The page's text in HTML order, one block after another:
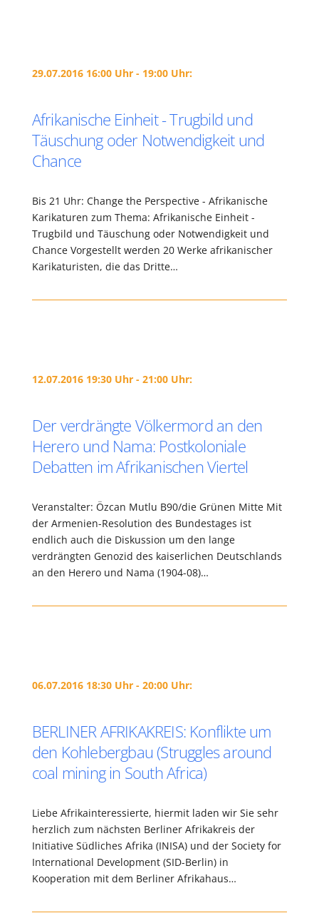
29.07.2016 16:00 Uhr - 19:00 Uhr:
Afrikanische Einheit - Trugbild und
Täuschung oder Notwendigkeit und
Chance
Bis 21 Uhr: Change the Perspective - Afrikanische
Karikaturen zum Thema: Afrikanische Einheit -
Trugbild und Täuschung oder Notwendigkeit und
Chance Vorgestellt werden 20 Werke afrikanischer
Karikaturisten, die das Dritte…
12.07.2016 19:30 Uhr - 21:00 Uhr:
Der verdrängte Völkermord an den
Herero und Nama: Postkoloniale
Debatten im Afrikanischen Viertel
Veranstalter: Özcan Mutlu B90/die Grünen Mitte Mit
der Armenien-Resolution des Bundestages ist
endlich auch die Diskussion um den lange
verdrängten Genozid des kaiserlichen Deutschlands
an den Herero und Nama (1904-08)…
06.07.2016 18:30 Uhr - 20:00 Uhr:
BERLINER AFRIKAKREIS: Konflikte um
den Kohlebergbau (Struggles around
coal mining in South Africa)
Liebe Afrikainteressierte, hiermit laden wir Sie sehr
herzlich zum nächsten Berliner Afrikakreis der
Initiative Südliches Afrika (INISA) und der Society for
International Development (SID-Berlin) in
Kooperation mit dem Berliner Afrikahaus…